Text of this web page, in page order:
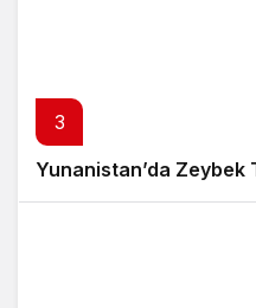
3
Yunanistan’da Zeybek